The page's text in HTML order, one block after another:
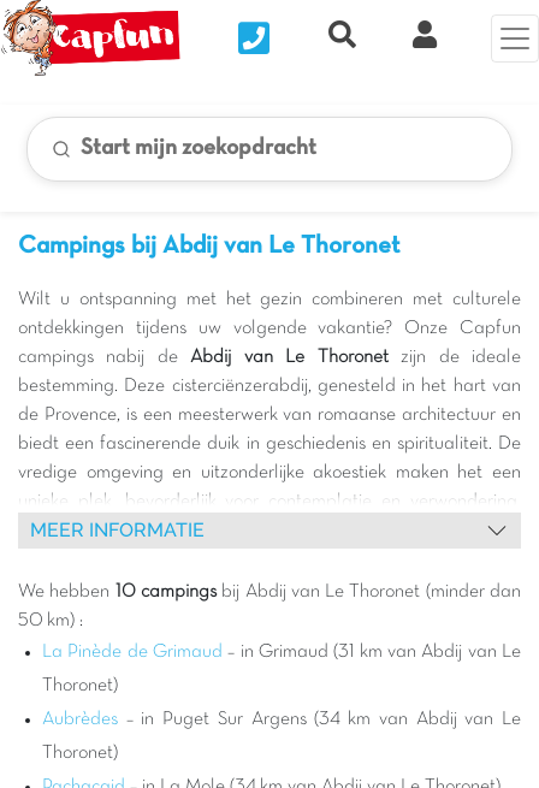
Nous contacterRecherche rapide
Mijn Clix
Start mijn zoekopdracht
Campings bij Abdij van Le Thoronet
Wilt u ontspanning met het gezin combineren met culturele
ontdekkingen tijdens uw volgende vakantie? Onze Capfun
campings nabij deAbdij van Le Thoronetzijn de ideale
bestemming. Deze cisterciënzerabdij, genesteld in het hart van
de Provence, is een meesterwerk van romaanse architectuur en
biedt een fascinerende duik in geschiedenis en spiritualiteit. De
vredige omgeving en uitzonderlijke akoestiek maken het een
unieke plek, bevorderlijk voor contemplatie en verwondering.
Een bezoek aan de Abdij van Le Thoronet is een verrijkende
waar iedereen de tijdloze schoonheid van de plek en de
vindingrijkheid van de bouwers kan waarderen.
Kiezen voor een Capfun camping in de buurt van deze
iconische site staat garant voor een geslaagde vakantie. Na
geheimen, kunt u terugkeren naar het comfort en de animatie
van uw camping. Onze faciliteiten zijn ontworpen voor het
MEER INFORMATIE
We hebben 10 campingsbij Abdij van Le Thoronet (minder dan
50 km) :
La Pinède de Grimaud– in Grimaud (31 km van Abdij van Le
Thoronet)
Aubrèdes – in Puget Sur Argens (34 km van Abdij van Le
Thoronet)